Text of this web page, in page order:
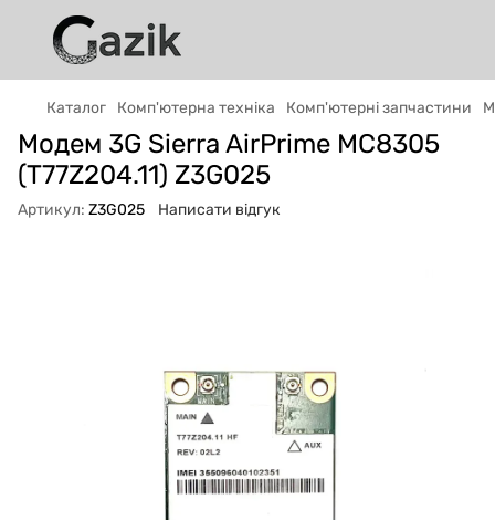
Каталог Комп'ютерна техніка Комп'ютерні запчастини
Модем 3G Sierra AirPrime MC8305
(T77Z204.11) Z3G025
Артикул: Z3G025 Написати відгук
GAZIKAI
Онлайн · пошук техніки